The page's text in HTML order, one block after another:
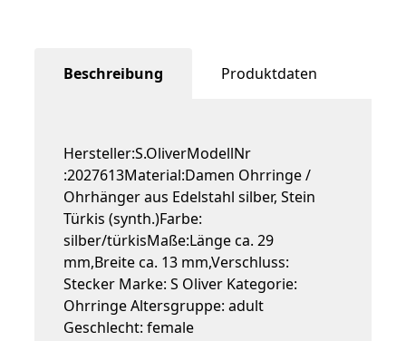
Beschreibung Produktdaten
Hersteller:S.OliverModellNr
:2027613Material:Damen Ohrringe /
Ohrhänger aus Edelstahl silber, Stein
Türkis (synth.)Farbe:
silber/türkisMaße:Länge ca. 29
mm,Breite ca. 13 mm,Verschluss:
Stecker Marke: S Oliver Kategorie:
Ohrringe Altersgruppe: adult
Geschlecht: female